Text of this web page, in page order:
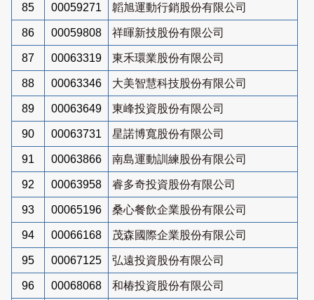
85 00059271 韜旭運動行銷股份有限公司
86 00059808 祥暉新技股份有限公司
87 00063319 東禾環業股份有限公司
88 00063346 大美智慧科技股份有限公司
89 00063649 東峰投資股份有限公司
90 00063731 星諾博寬股份有限公司
91 00063866 南島運動訓練股份有限公司
92 00063958 睿多奇投資股份有限公司
93 00065196 桑心餐飲企業股份有限公司
94 00066168 茂森國際企業股份有限公司
95 00067125 弘遠投資股份有限公司
96 00068068 和椿投資股份有限公司